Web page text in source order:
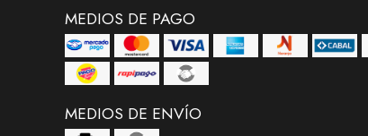
MEDIOS DE PAGO
MEDIOS DE ENVÍO